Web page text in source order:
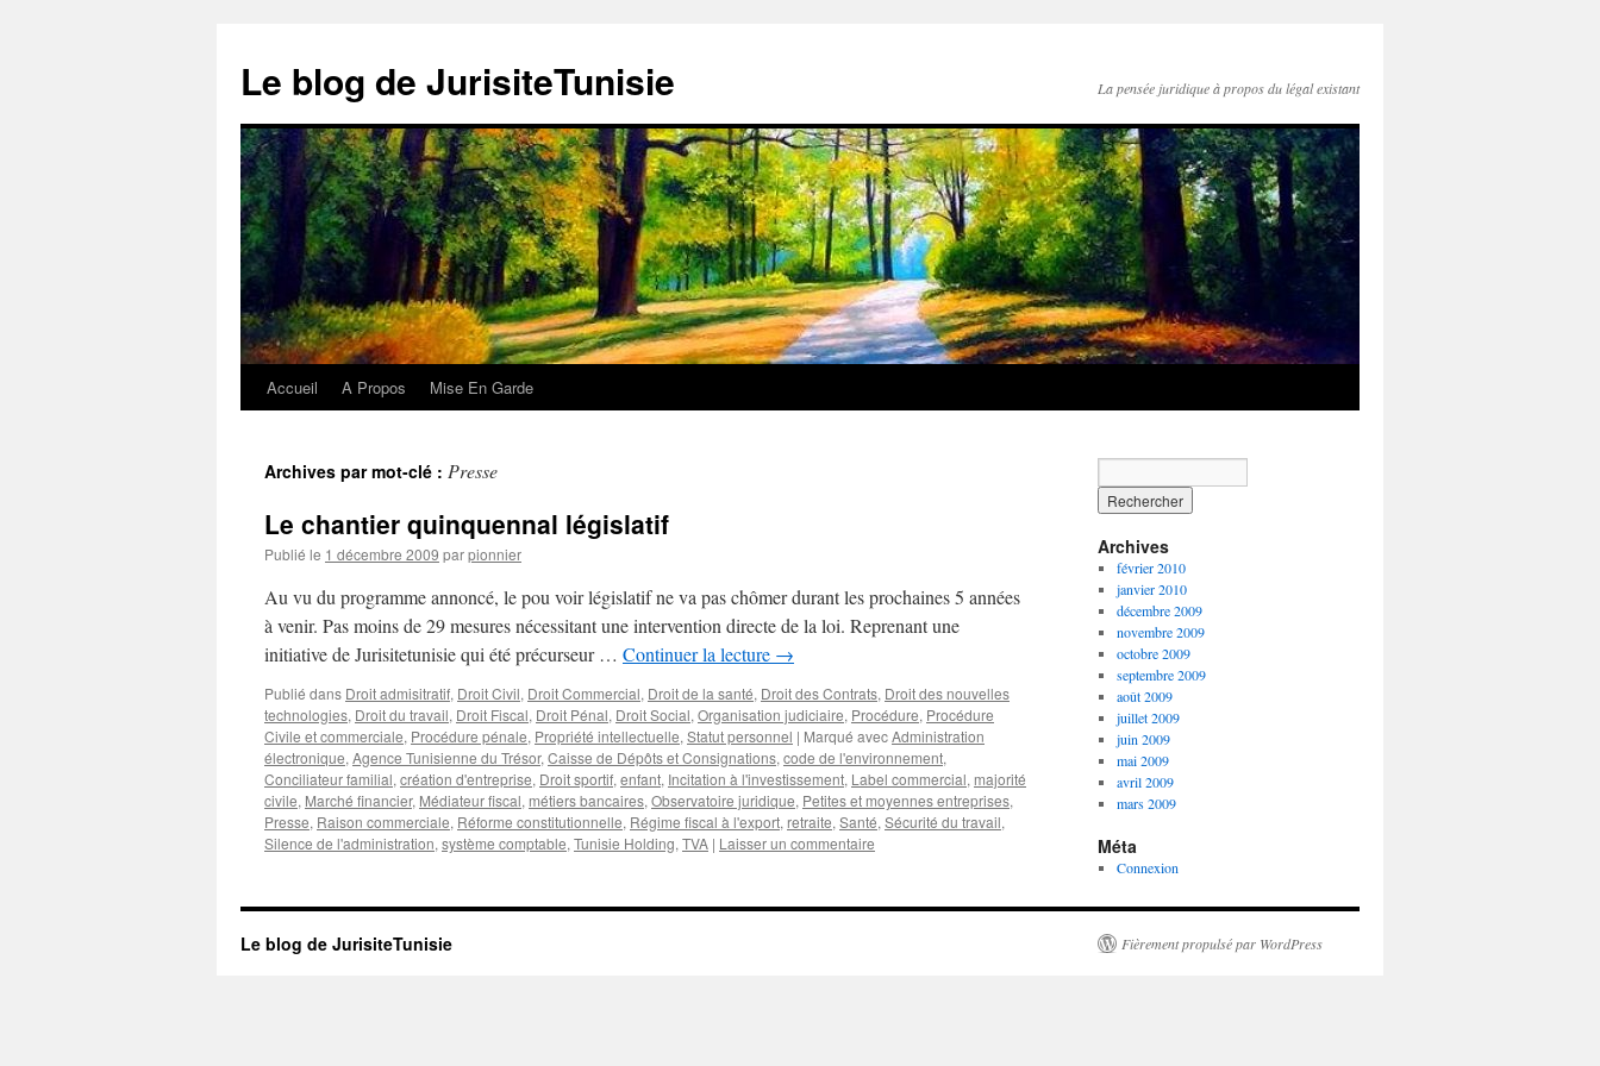
contenu
Le blog de JurisiteTunisie La pensée juridique à propos du légal existant
Accueil A Propos Mise En Garde
Archives par mot-clé : Presse
Le chantier quinquennal législatif
Publié le 1 décembre 2009 parpionnier
Au vu du programme annoncé, le pou voir législatif ne va pas chômer durant les prochaines 5 années
à venir. Pas moins de 29 mesures nécessitant une intervention directe de la loi. Reprenant une
initiative de Jurisitetunisie qui été précurseur … Continuer la lecture →
Publié dans Droit admisitratif, Droit Civil, Droit Commercial, Droit de la santé, Droit des Contrats, Droit des nouvelles
technologies, Droit du travail, Droit Fiscal, Droit Pénal, Droit Social, Organisation judiciaire, Procédure, Procédure
Civile et commerciale, Procédure pénale, Propriété intellectuelle, Statut personnel | Marqué avecAdministration
électronique, Agence Tunisienne du Trésor, Caisse de Dépôts et Consignations, code de l'environnement,
Conciliateur familial, création d'entreprise, Droit sportif, enfant, Incitation à l'investissement, Label commercial, majorité
civile, Marché financier, Médiateur fiscal, métiers bancaires, Observatoire juridique, Petites et moyennes entreprises,
Presse, Raison commerciale, Réforme constitutionnelle, Régime fiscal à l'export, retraite, Santé, Sécurité du travail,
Silence de l'administration, système comptable, Tunisie Holding, TVA | Laisser un commentaire
Archives
février 2010
janvier 2010
décembre 2009
novembre 2009
octobre 2009
septembre 2009
août 2009
juillet 2009
juin 2009
mai 2009
avril 2009
mars 2009
Méta
Connexion
Le blog de JurisiteTunisie Fièrement propulsé par WordPress